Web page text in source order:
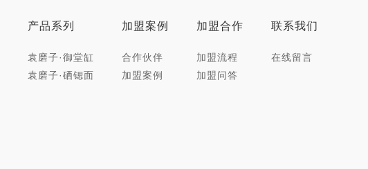
产品系列
袁磨子·御堂缸
袁磨子·硒锶面
加盟案例
合作伙伴
加盟案例
加盟合作
加盟流程
加盟问答
联系我们
在线留言